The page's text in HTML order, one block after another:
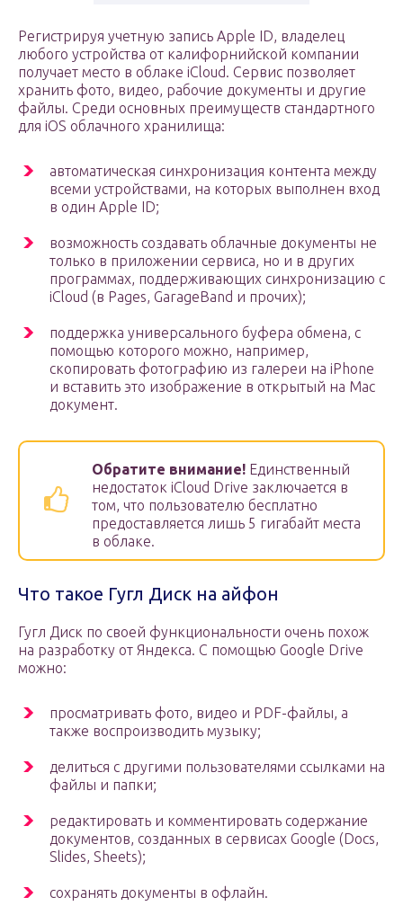
Регистрируя учетную запись Apple ID, владелец
любого устройства от калифорнийской компании
получает место в облаке iCloud. Сервис позволяет
хранить фото, видео, рабочие документы и другие
файлы. Среди основных преимуществ стандартного
для iOS облачного хранилища:
автоматическая синхронизация контента между
всеми устройствами, на которых выполнен вход
в один Apple ID;
возможность создавать облачные документы не
только в приложении сервиса, но и в других
программах, поддерживающих синхронизацию с
iCloud (в Pages, GarageBand и прочих);
поддержка универсального буфера обмена, с
помощью которого можно, например,
скопировать фотографию из галереи на iPhone
и вставить это изображение в открытый на Mac
документ.
Обратите внимание! Единственный
недостаток iCloud Drive заключается в
том, что пользователю бесплатно
предоставляется лишь 5 гигабайт места
в облаке.
Что такое Гугл Диск на айфон
Гугл Диск по своей функциональности очень похож
на разработку от Яндекса. С помощью Google Drive
можно:
просматривать фото, видео и PDF-файлы, а
также воспроизводить музыку;
делиться с другими пользователями ссылками на
файлы и папки;
редактировать и комментировать содержание
документов, созданных в сервисах Google (Docs,
Slides, Sheets);
сохранять документы в офлайн.